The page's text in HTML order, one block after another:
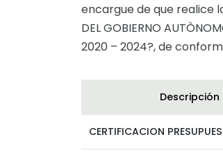
encargue de que realice la
DEL GOBIERNO
2020 – 2024?, de
Descripción
CERTIFICACION